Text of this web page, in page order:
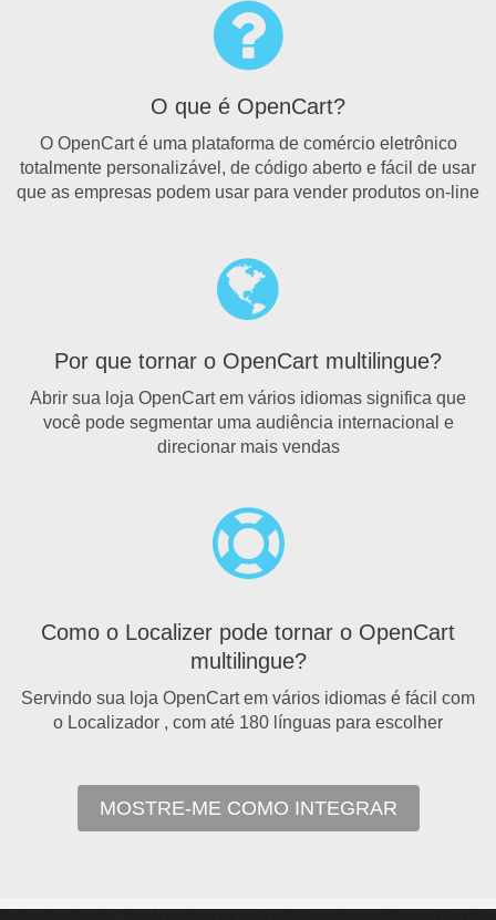
O que é OpenCart?
O OpenCart é uma plataforma de comércio eletrônico
totalmente personalizável, de código aberto e fácil de usar
que as empresas podem usar para vender produtos on-line
Por que tornar o OpenCart multilingue?
Abrir sua loja OpenCart em vários idiomas significa que
você pode segmentar uma audiência internacional e
direcionar mais vendas
Como o Localizer pode tornar o OpenCart
multilingue?
Servindo sua loja OpenCart em vários idiomas é fácil com
o Localizador , com até 180 línguas para escolher
MOSTRE-ME COMO INTEGRAR